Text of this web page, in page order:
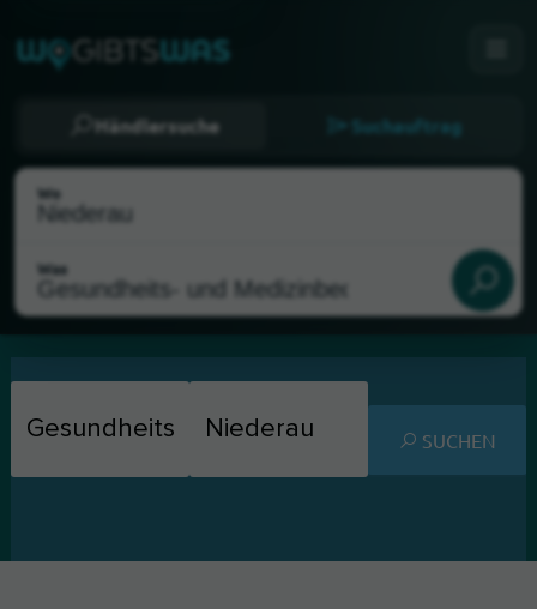
Händlersuche Suchauftrag
Wo
Was
SUCHEN